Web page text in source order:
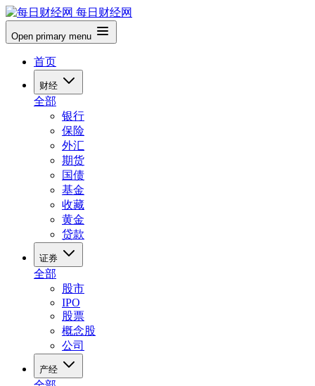
每日财经网
Open primary menu
首页
财经
全部
银行
保险
外汇
期货
国债
基金
收藏
黄金
贷款
证券
全部
股市
IPO
股票
概念股
公司
产经